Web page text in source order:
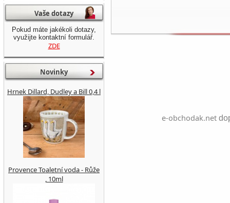
e-obchodak.net
Vaše dotazy
Pokud máte jakékoli dotazy,
využijte kontaktní formulář.
ZDE
Novinky
Hrnek Dillard, Dudley a Bill 0,4 l
Provence Toaletní voda - Růže
, 10ml